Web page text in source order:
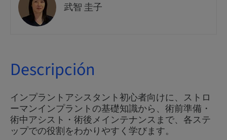
武智 圭子
Descripción
インプラントアシスタント初心者向けに、ストロ
ーマンインプラントの基礎知識から、術前準備・
術中アシスト・術後メインテナンスまで、各ステ
ップでの役割をわかりやすく学びます。